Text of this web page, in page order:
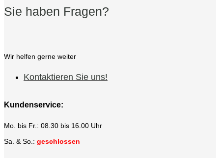
Sie haben Fragen?
Wir helfen gerne weiter
Kontaktieren Sie uns!
Kundenservice:
Mo. bis Fr.: 08.30 bis 16.00 Uhr
Sa. & So.: geschlossen